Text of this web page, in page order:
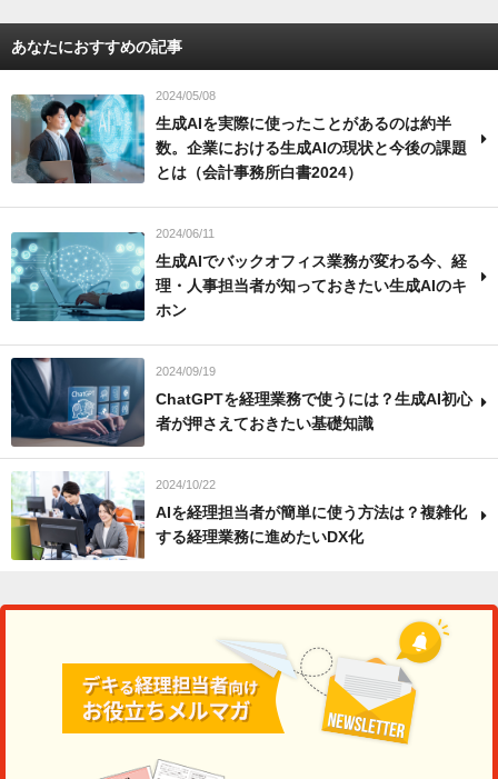
あなたにおすすめの記事
2024/05/08
生成AIを実際に使ったことがあるのは約半
数。企業における生成AIの現状と今後の課題
とは（会計事務所白書2024）
2024/06/11
生成AIでバックオフィス業務が変わる今、経
理・人事担当者が知っておきたい生成AIのキ
ホン
2024/09/19
ChatGPTを経理業務で使うには？生成AI初心
者が押さえておきたい基礎知識
2024/10/22
AIを経理担当者が簡単に使う方法は？複雑化
する経理業務に進めたいDX化